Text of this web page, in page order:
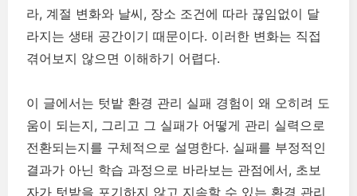
라, 계절 변화와 날씨, 장소 조건에 따라 끊임없이 달
라지는 생태 공간이기 때문이다. 이러한 변화는 직접
겪어보지 않으면 이해하기 어렵다.
이 글에서는 텃밭 환경 관리 실패 경험이 왜 오히려 도
움이 되는지, 그리고 그 실패가 어떻게 관리 실력으로
전환되는지를 구체적으로 설명한다. 실패를 부정적인
결과가 아닌 학습 과정으로 바라보는 관점에서, 초보
자가 텃밭을 포기하지 않고 지속할 수 있는 환경 관리